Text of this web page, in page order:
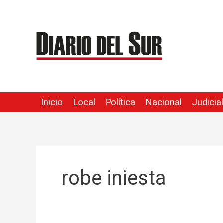
contenido
Inicio Local Política Nacional Judicial
robe iniesta